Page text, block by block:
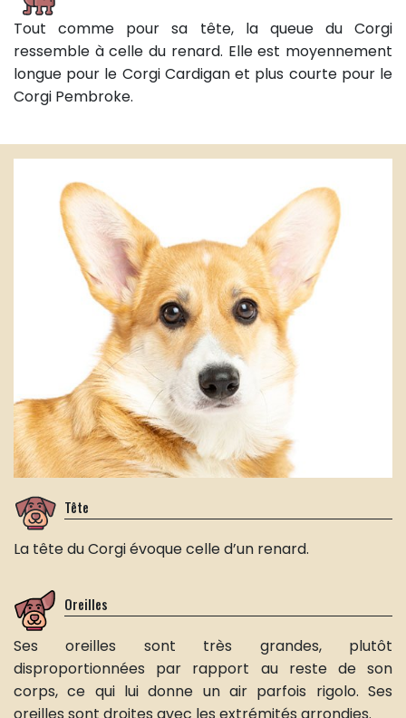
Tout comme pour sa tête, la queue du Corgi
ressemble à celle du renard. Elle est moyennement
longue pour le Corgi Cardigan et plus courte pour le
Corgi Pembroke.
Tête
La tête du Corgi évoque celle d’un renard.
Oreilles
Ses oreilles sont très grandes, plutôt
disproportionnées par rapport au reste de son
corps, ce qui lui donne un air parfois rigolo. Ses